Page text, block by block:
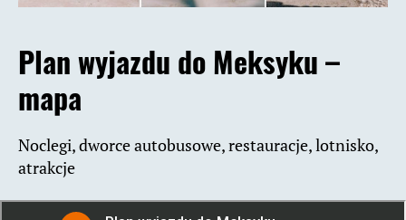
Plan wyjazdu do Meksyku –
mapa
Noclegi, dworce autobusowe, restauracje, lotnisko,
atrakcje